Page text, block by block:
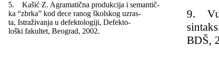
5.Kašić Z. Agramatična produkcija i se­mantič­
ka “zbrka” kod dece ranog školskoguzras­
ta, Istraživanja u defektologiji, Defek­to­
loški fakultet, Beograd, 2002.
9.
BDŠ,